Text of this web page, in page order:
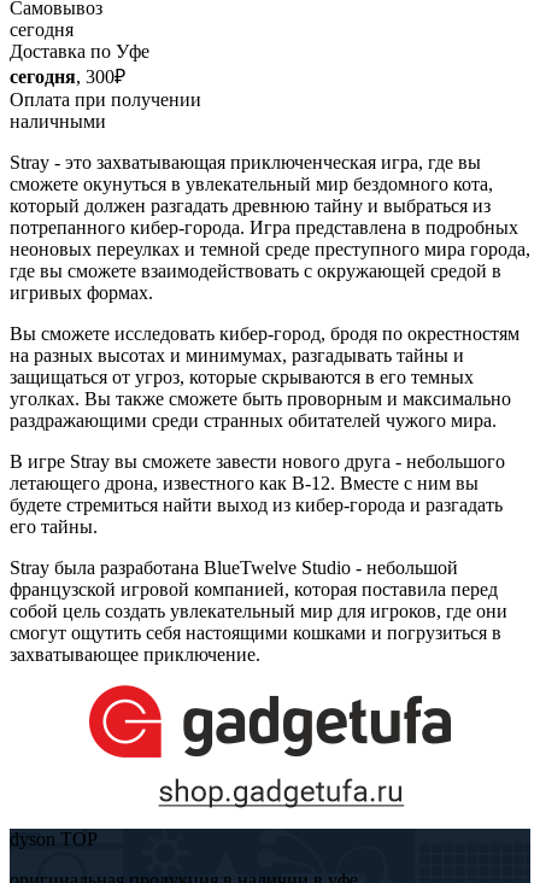
Самовывоз
сегодня
Доставка по Уфе
сегодня, 300₽
Оплата при получении
наличными
Stray - это захватывающая приключенческая игра, где вы
сможете окунуться в увлекательный мир бездомного кота,
который должен разгадать древнюю тайну и выбраться из
потрепанного кибер-города. Игра представлена в подробных
неоновых переулках и темной среде преступного мира города,
где вы сможете взаимодействовать с окружающей средой в
игривых формах.
Вы сможете исследовать кибер-город, бродя по окрестностям
на разных высотах и минимумах, разгадывать тайны и
защищаться от угроз, которые скрываются в его темных
уголках. Вы также сможете быть проворным и максимально
раздражающими среди странных обитателей чужого мира.
В игре Stray вы сможете завести нового друга - небольшого
летающего дрона, известного как B-12. Вместе с ним вы
будете стремиться найти выход из кибер-города и разгадать
его тайны.
Stray была разработана BlueTwelve Studio - небольшой
французской игровой компанией, которая поставила перед
собой цель создать увлекательный мир для игроков, где они
смогут ощутить себя настоящими кошками и погрузиться в
захватывающее приключение.
dyson TOP